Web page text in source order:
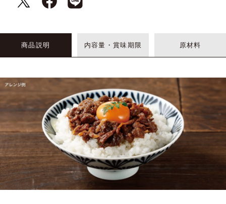
商品説明 内容量・賞味期限 原材料